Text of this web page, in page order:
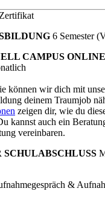
6 Semester
CAMPUS ONLINE
können wir dich mit
deinem Traumjob
zeigen dir, wie du
kannst auch ein
vereinbaren.
SCHULABSCHLUSS
&